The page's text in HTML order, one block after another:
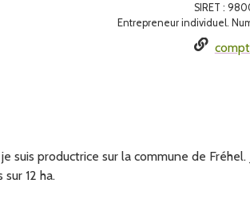
SIRET :
Entrepreneur individuel.
suis productrice sur la commune de
12 ha.